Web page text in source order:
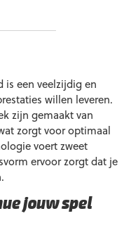
is een veelzijdig en
willen leveren.
zijn gemaakt van
zorgt voor optimaal
voert zweet
ervoor zorgt dat je
jouw spel